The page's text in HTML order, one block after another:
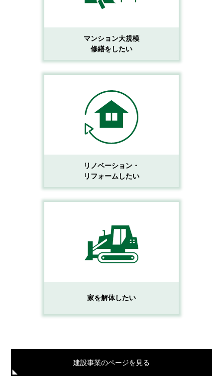
マンション大規模
修繕をしたい
リノベーション・
リフォームしたい
家を解体したい
建設事業のページを見る